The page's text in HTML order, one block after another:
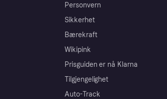
Personvern
Sikkerhet
Bærekraft
Wikipink
Prisguiden er nå Klarna
Tilgjengelighet
Auto-Track